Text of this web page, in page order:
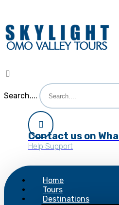
Search....
Contact us on
Help Support
Home
Tours
Destinations